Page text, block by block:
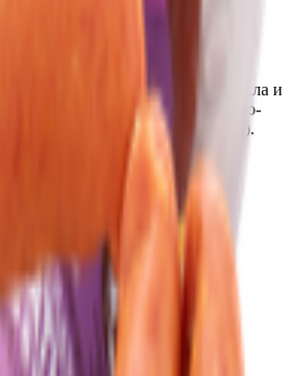
пищевые добавки:
пирофосфаты, регулятор
антиокислители изоаскорбат
глюкоза, полисахариды,
глутомат натрия, эфирные масла и
пряностей( чеснока), посолочно-
окраски(нитрит натрия)).
100г